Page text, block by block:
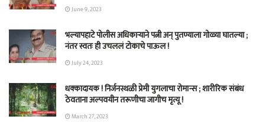
June 9, 2023
भल्यापहाटे पोलीस अधिकाऱ्याने पत्नी अन् पुतण्याला गोळ्या घातल्या ;
नंतर स्वतः ही उचललं टोकाचे पाऊल !
July 24, 2023
धक्कादायक ! निर्जनस्थळी प्रेमी युगलाचा रोमान्स ; शारीरिक संबंध
ठेवताना अल्पवयीन तरूणीचा जागीच मृत्यू !
March 27, 2023